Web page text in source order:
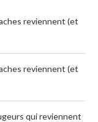
reviennent (et
reviennent (et
qui reviennent